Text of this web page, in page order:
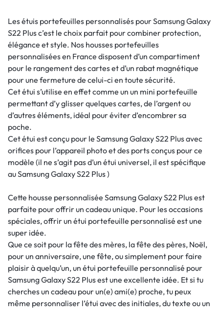
Les étuis portefeuilles personnalisés pour Samsung Galaxy
S22 Plus c’est le choix parfait pour combiner protection,
élégance et style. Nos housses portefeuilles
personnalisées en France disposent d’un compartiment
pour le rangement des cartes et d’un rabat magnétique
pour une fermeture de celui-ci en toute sécurité.
Cet étui s’utilise en effet comme un un mini portefeuille
permettant d’y glisser quelques cartes, de l’argent ou
d’autres éléments, idéal pour éviter d’encombrer sa
poche.
Cet étui est conçu pour le Samsung Galaxy S22 Plus avec
orifices pour l’appareil photo et des ports conçus pour ce
modèle (il ne s’agit pas d’un étui universel, il est spécifique
au Samsung Galaxy S22 Plus )
Cette housse personnalisée Samsung Galaxy S22 Plus est
parfaite pour offrir un cadeau unique. Pour les occasions
spéciales, offrir un étui portefeuille personnalisé est une
super idée.
Que ce soit pour la fête des mères, la fête des pères, Noël,
pour un anniversaire, une fête, ou simplement pour faire
plaisir à quelqu’un, un étui portefeuille personnalisé pour
Samsung Galaxy S22 Plus est une excellente idée. Et si tu
cherches un cadeau pour un(e) ami(e) proche, tu peux
même personnaliser l’étui avec des initiales, du texte ou un